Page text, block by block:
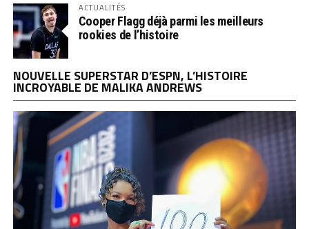
ACTUALITÉS
Cooper Flagg déjà parmi les meilleurs
rookies de l’histoire
NOUVELLE SUPERSTAR D’ESPN, L’HISTOIRE
INCROYABLE DE MALIKA ANDREWS